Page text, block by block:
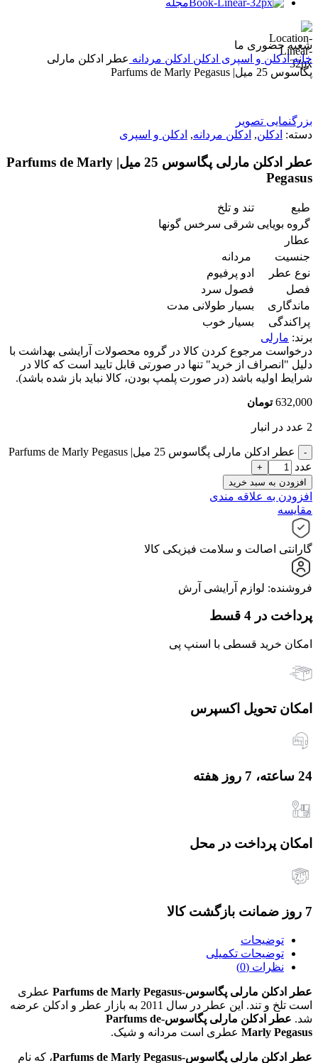
مجله
شعبه حضوری ما
خانهادکلن و اسپری ادکلن ادکلن مردانه عطر ادکلن مارلی
پگاسوس 25 میل| Parfums de Marly Pegasus
بزرگنمایی تصویر
دسته: ادکلن, ادکلن مردانه, ادکلن و اسپری
عطر ادکلن مارلی پگاسوس 25 میل| Parfums de Marly
Pegasus
طبع
تند و تلخ
گروه بویایی شرقی سرخس گونها
عطار
جنسیت
مردانه
نوع عطر
ادو پرفیوم
فصل
فصول سرد
ماندگاری
بسیار طولانی مدت
پراکندگی
بسیار خوب
برند: مارلی
درخواست مرجوع کردن کالا در گروه محصولات آرایشی بهداشت با
دلیل "انصراف از خرید" تنها در صورتی قابل تایید است که کالا در
شرایط اولیه باشد (در صورت پلمپ بودن، کالا نباید باز شده باشد).
632,000 تومان
2 عدد در انبار
عطر ادکلن مارلی پگاسوس 25 میل| Parfums de Marly Pegasus
عدد
افزودن به سبد خرید
افزودن به علاقه مندی
مقایسه
گارانتی اصالت و سلامت فیزیکی کالا
فروشنده: لوازم آرایشی آرش
پرداخت در 4 قسط
امکان خرید قسطی با اسنپ پی
امکان تحویل اکسپرس
24 ساعته، 7 روز هفته
امکان پرداخت در محل
7 روز ضمانت بازگشت کالا
توضیحات
توضیحات تکمیلی
نظرات (0)
عطر ادکلن مارلی پگاسوس-Parfums de Marly Pegasus
عطری
است تلخ و تند. این عطر در سال 2011 به بازار عطر و ادکلن عرضه
شد.
عطر ادکلن مارلی پگاسوس-Parfums de
Marly Pegasus عطری است مردانه و شیک.
عطر ادکلن مارلی پگاسوس-Parfums de Marly Pegasus ، که نام